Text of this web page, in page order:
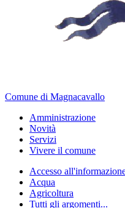
Comune di Magnacavallo
Amministrazione
Novità
Servizi
Vivere il comune
Accesso
Acqua
Agricoltura
Tutti gli argomenti...